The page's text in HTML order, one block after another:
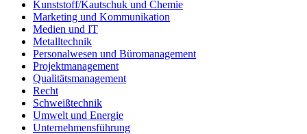
Kunststoff/Kautschuk und Chemie
Marketing und Kommunikation
Medien und IT
Metalltechnik
Personalwesen und Büromanagement
Projektmanagement
Qualitätsmanagement
Recht
Schweißtechnik
Umwelt und Energie
Unternehmensführung